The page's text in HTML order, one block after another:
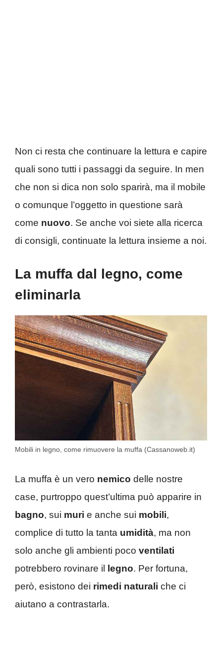
Non ci resta che continuare la lettura e capire
quali sono tutti i passaggi da seguire. In men
che non si dica non solo sparirà, ma il mobile
o comunque l’oggetto in questione sarà
come nuovo. Se anche voi siete alla ricerca
di consigli, continuate la lettura insieme a noi.
La muffa dal legno, come
eliminarla
Mobili in legno, come rimuovere la muffa (Cassanoweb.it)
La muffa è un vero nemico delle nostre
case, purtroppo quest’ultima può apparire in
bagno, sui muri e anche sui mobili,
complice di tutto la tanta umidità, ma non
solo anche gli ambienti poco ventilati
potrebbero rovinare il
legno. Per fortuna,
però, esistono dei rimedi naturali che ci
aiutano a contrastarla.